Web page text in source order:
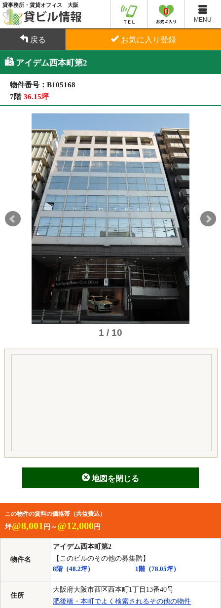
貸事務所・賃貸オフィス 大阪
MENU
0
戻る お気に入り登録
アイデム西本町第2
物件番号：B105168
7階 36.15坪
1 / 10
地図を閉じる
この物件の賃料の価格帯（共益費込）
坪@8,001 円～ @12,000 円
物件名
アイデム西本町第2
【このビルのその他の募集階】
8階（48.2坪） 1階（78.05坪）
住所
大阪府大阪市西区西本町1丁目13番40号
肥後橋・本町でよく検索されるその他の物件